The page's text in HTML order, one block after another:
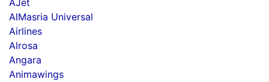
AJet
AlMasria Universal
Airlines
Alrosa
Angara
Animawings